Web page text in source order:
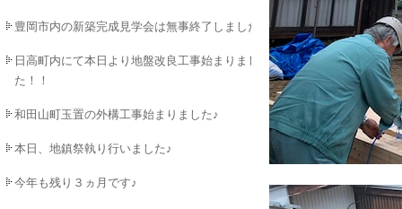
豊岡市内の新築完成見学会は無事終了しました♪
日高町内にて本日より地盤改良工事始まりまし
た！！
和田山町玉置の外構工事始まりました♪
本日、地鎮祭執り行いました♪
今年も残り３ヵ月です♪